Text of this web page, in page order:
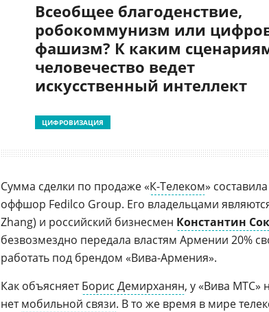
Всеобщее благоденствие,
робокоммунизм или
фашизм? К каким
человечество ведет
искусственный интеллект
ЦИФРОВИЗАЦИЯ
Сумма сделки по продаже «К-Телеком»
оффшор Fedilco Group. Его владельцами
Zhang) и российский бизнесмен Константин
безвозмездно передала властям Армении 20%
работать под брендом «Вива-Армения».
Как объясняетБорис Демирханян, у «Вива МТС»
нетмобильной связи. В то же время в мире